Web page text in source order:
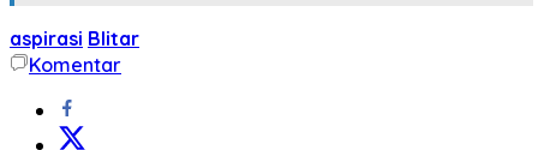
aspirasi Blitar
Komentar